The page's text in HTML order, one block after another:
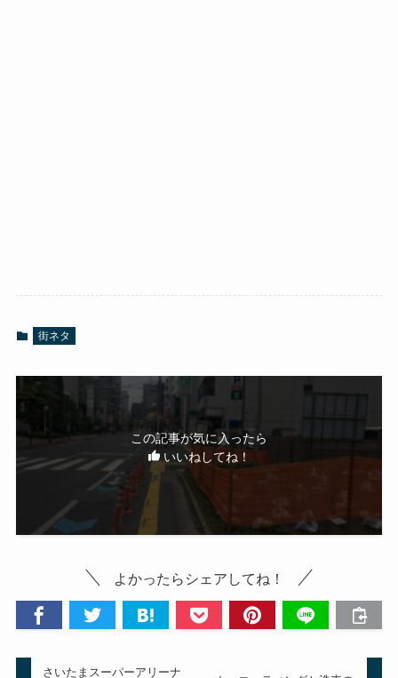
街ネタ
この記事が気に入ったら
いいねしてね！
よかったらシェアしてね！
さいたまスーパーアリーナ